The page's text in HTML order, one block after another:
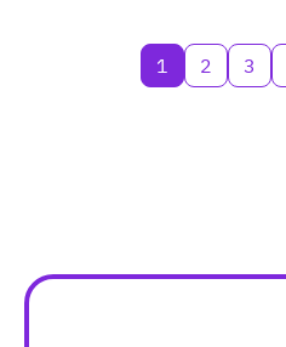
1 2 3